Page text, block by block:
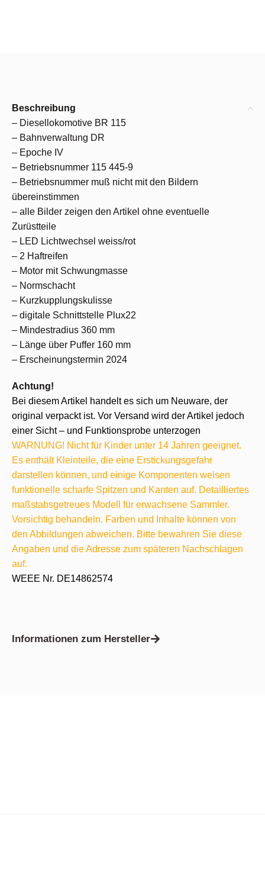
Beschreibung
– Diesellokomotive BR 115
– Bahnverwaltung DR
– Epoche IV
– Betriebsnummer 115 445-9
– Betriebsnummer muß nicht mit den Bildern
übereinstimmen
– alle Bilder zeigen den Artikel ohne eventuelle
Zurüstteile
– LED Lichtwechsel weiss/rot
– 2 Haftreifen
– Motor mit Schwungmasse
– Normschacht
– Kurzkupplungskulisse
– digitale Schnittstelle Plux22
– Mindestradius 360 mm
– Länge über Puffer 160 mm
– Erscheinungstermin 2024
Achtung!
Bei diesem Artikel handelt es sich um Neuware, der
original verpackt ist. Vor Versand wird der Artikel jedoch
einer Sicht – und Funktionsprobe unterzogen
WARNUNG! Nicht für Kinder unter 14 Jahren geeignet.
Es enthält Kleinteile, die eine Erstickungsgefahr
darstellen können, und einige Komponenten weisen
funktionelle scharfe Spitzen und Kanten auf. Detailliertes
maßstabsgetreues Modell für erwachsene Sammler.
Vorsichtig behandeln. Farben und Inhalte können von
den Abbildungen abweichen. Bitte bewahren Sie diese
Angaben und die Adresse zum späteren Nachschlagen
auf.
WEEE Nr. DE14862574
Informationen zum Hersteller